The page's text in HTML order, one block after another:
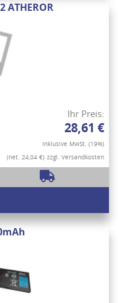
ATHEROR
Ihr Preis:
28,61 €
Inklusive MwSt. (19%)
(net. 24,04 €) zzgl. Versandkosten